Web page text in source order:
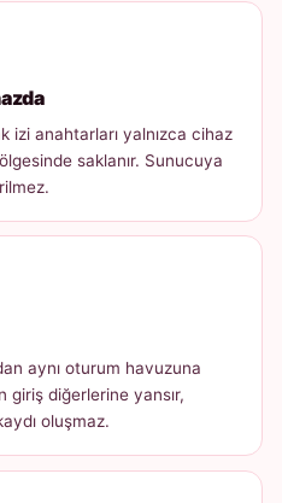
izi anahtarları yalnızca cihaz
saklanır. Sunucuya
aynı oturum havuzuna
giriş diğerlerine yansır,
oluşmaz.